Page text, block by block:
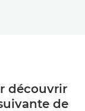
découvrir
de